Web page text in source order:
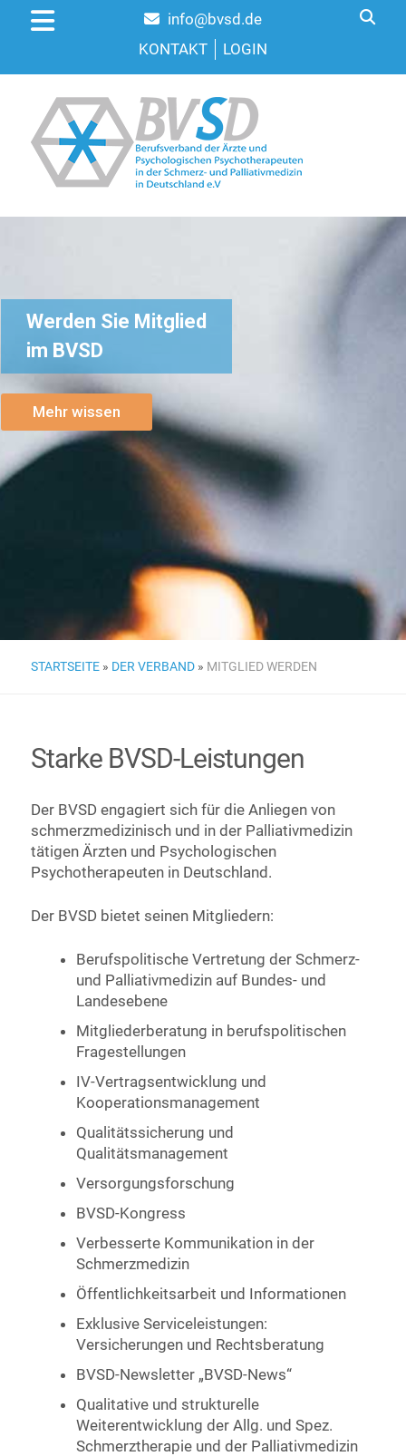
info@bvsd.de
KONTAKT
LOGIN
Mehr wissen
Werden Sie Mitglied
im BVSD
STARTSEITE» DER VERBAND» MITGLIED WERDEN
Starke BVSD-Leistungen
Der BVSD engagiert sich für die Anliegen von
schmerzmedizinisch und in der Palliativmedizin
tätigen Ärzten und Psychologischen
Psychotherapeuten in Deutschland.
Der BVSD bietet seinen Mitgliedern:
Berufspolitische Vertretung der Schmerz-
und Palliativmedizin auf Bundes- und
Landesebene
Mitgliederberatung in berufspolitischen
Fragestellungen
IV-Vertragsentwicklung und
Kooperationsmanagement
Qualitätssicherung und
Qualitätsmanagement
Versorgungsforschung
BVSD-Kongress
Verbesserte Kommunikation in der
Schmerzmedizin
Öffentlichkeitsarbeit und Informationen
Exklusive Serviceleistungen:
Versicherungen und Rechtsberatung
BVSD-Newsletter „BVSD-News“
Qualitative und strukturelle
Weiterentwicklung der Allg. und Spez.
Schmerztherapie und der Palliativmedizin